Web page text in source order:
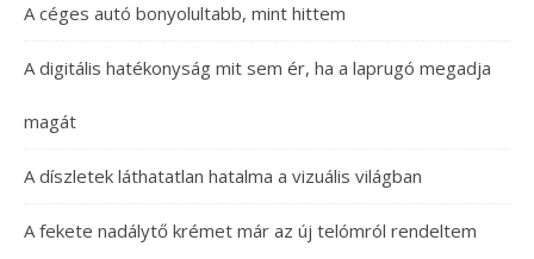
A céges autó bonyolultabb, mint hittem
A digitális hatékonyság mit sem ér, ha a laprugó megadja
magát
A díszletek láthatatlan hatalma a vizuális világban
A fekete nadálytő krémet már az új telómról rendeltem